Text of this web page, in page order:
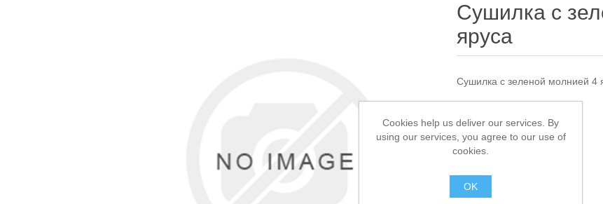
Сушилка с
яруса
Сушилка с зеленой молнией 4
1 250,00 ₽
Cookies help us deliver our services. By
using our services, you agree to our use of
cookies.
OK